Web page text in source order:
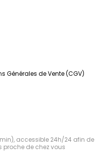
Générales de Vente (CGV)
accessible 24h/24 afin de
de chez vous